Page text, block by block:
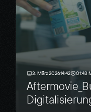
3. März 202614:42 01:43